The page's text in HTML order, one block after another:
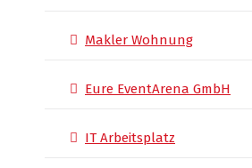
Makler Wohnung
Eure EventArena GmbH
IT Arbeitsplatz